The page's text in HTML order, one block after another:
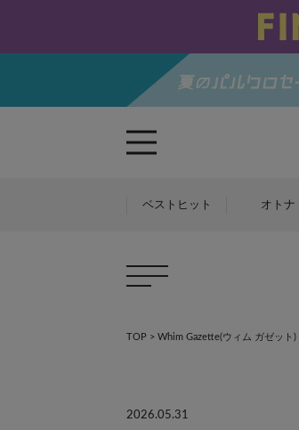
ベストヒット オトナ
TOP > Whim Gazette(ウィム ガゼット)
2026.05.31